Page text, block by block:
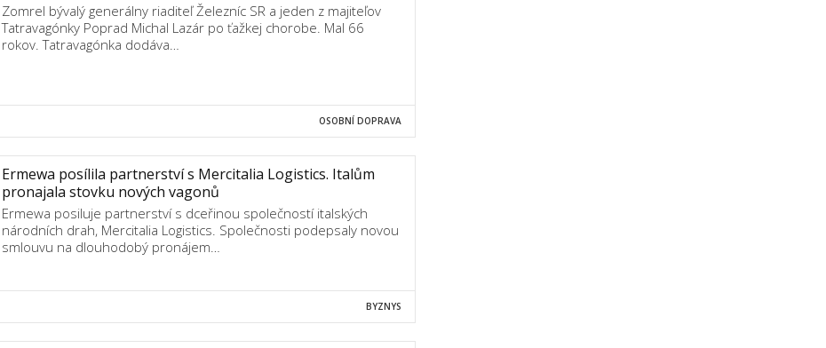
Zomrel bývalý generálny riaditeľ Železníc SR a jeden z majiteľov
Tatravagónky Poprad Michal Lazár po ťažkej chorobe. Mal 66
rokov. Tatravagónka dodáva…
OSOBNÍ DOPRAVA
Ermewa posílila partnerství s Mercitalia Logistics. Italům
pronajala stovku nových vagonů
Ermewa posiluje partnerství s dceřinou společností italských
národních drah, Mercitalia Logistics. Společnosti podepsaly novou
smlouvu na dlouhodobý pronájem…
BYZNYS